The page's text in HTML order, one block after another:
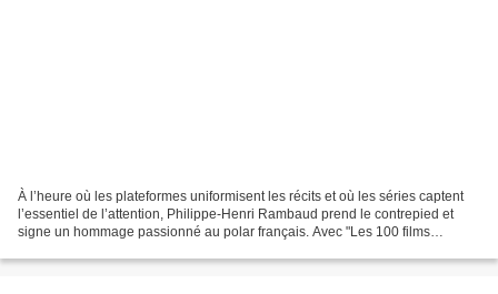
À l’heure où les plateformes uniformisent les récits et où les séries captent
l’essentiel de l’attention, Philippe-Henri Rambaud prend le contrepied et
signe un hommage passionné au polar français. Avec "Les 100 films